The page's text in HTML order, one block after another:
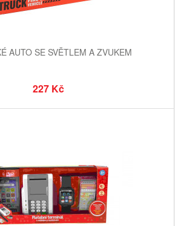
AUTO SE SVĚTLEM A ZVUKEM
227 Kč